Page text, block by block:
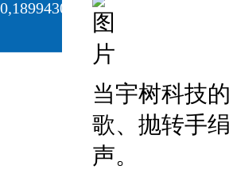
当宇树科技
歌、抛转手
声。